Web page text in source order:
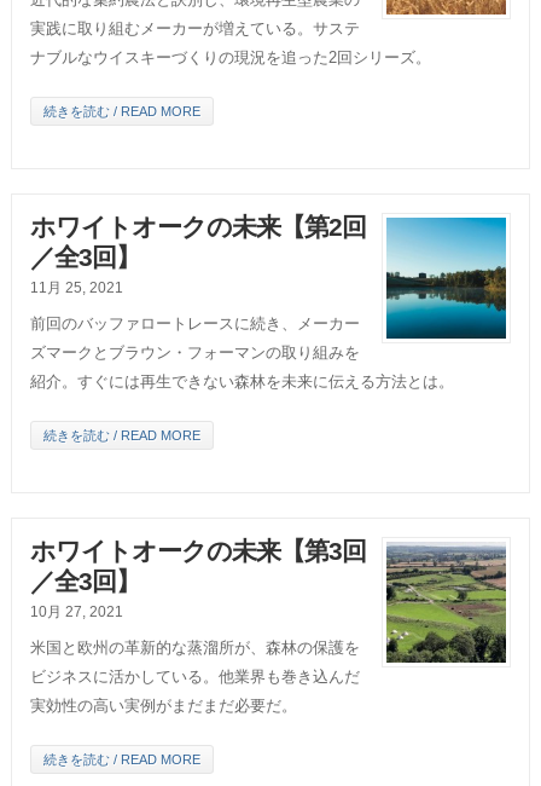
実践に取り組むメーカーが増えている。サステ
ナブルなウイスキーづくりの現況を追った2回シリーズ。
続きを読む / READ MORE
ホワイトオークの未来【第2回
／全3回】
11月 25, 2021
前回のバッファロートレースに続き、メーカー
ズマークとブラウン・フォーマンの取り組みを
紹介。すぐには再生できない森林を未来に伝える方法とは。
続きを読む / READ MORE
ホワイトオークの未来【第3回
／全3回】
10月 27, 2021
米国と欧州の革新的な蒸溜所が、森林の保護を
ビジネスに活かしている。他業界も巻き込んだ
実効性の高い実例がまだまだ必要だ。
続きを読む / READ MORE